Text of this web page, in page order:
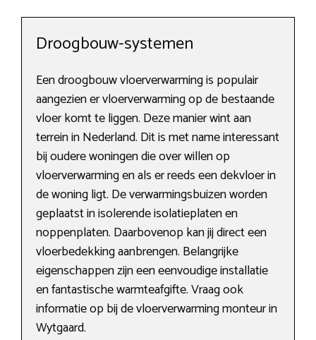
Droogbouw-systemen
Een droogbouw vloerverwarming is populair
aangezien er vloerverwarming op de bestaande
vloer komt te liggen. Deze manier wint aan
terrein in Nederland. Dit is met name interessant
bij oudere woningen die over willen op
vloerverwarming en als er reeds een dekvloer in
de woning ligt. De verwarmingsbuizen worden
geplaatst in isolerende isolatieplaten en
noppenplaten. Daarbovenop kan jij direct een
vloerbedekking aanbrengen. Belangrijke
eigenschappen zijn een eenvoudige installatie
en fantastische warmteafgifte. Vraag ook
informatie op bij de vloerverwarming monteur in
Wytgaard.